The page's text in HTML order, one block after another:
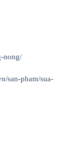
nong/
san-pham/sua-